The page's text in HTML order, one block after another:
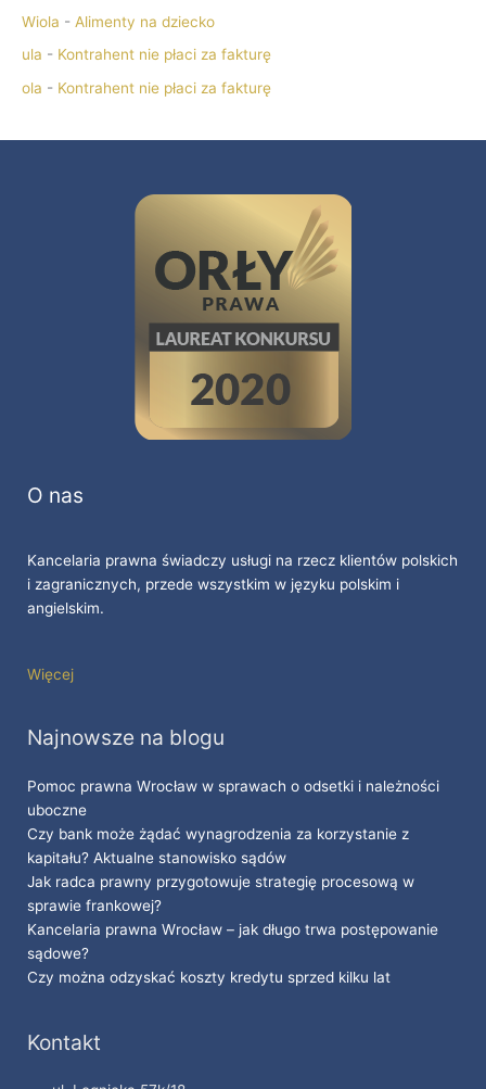
Wiola - Alimenty na dziecko
ula - Kontrahent nie płaci za fakturę
ola - Kontrahent nie płaci za fakturę
O nas
Kancelaria prawna świadczy usługi na rzecz klientów polskich
i zagranicznych, przede wszystkim w języku polskim i
angielskim.
Więcej
Najnowsze na blogu
Pomoc prawna Wrocław w sprawach o odsetki i należności
uboczne
Czy bank może żądać wynagrodzenia za korzystanie z
kapitału? Aktualne stanowisko sądów
Jak radca prawny przygotowuje strategię procesową w
sprawie frankowej?
Kancelaria prawna Wrocław – jak długo trwa postępowanie
sądowe?
Czy można odzyskać koszty kredytu sprzed kilku lat
Kontakt